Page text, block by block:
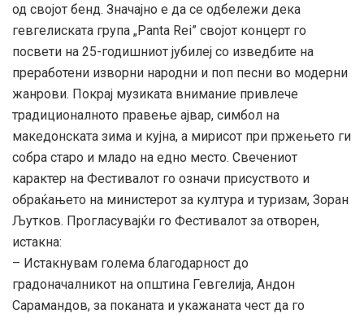
од својот бенд. Значајно е да се одбележи дека
гевгелиската група „Panta Rei” својот концерт го
посвети на 25-годишниот јубилеј со изведбите на
преработени изворни народни и поп песни во модерни
жанрови. Покрај музиката внимание привлече
традиционалното правење ајвар, симбол на
македонската зима и кујна, а мирисот при пржењето ги
собра старо и младо на едно место. Свечениот
карактер на Фестивалот го означи присуството и
обраќањето на министерот за култура и туризам, Зоран
Љутков. Прогласувајќи го Фестивалот за отворен,
истакна:
– Истакнувам голема благодарност до
градоначалникот на општина Гевгелија, Андон
Сарамандов, за поканата и укажаната чест да го